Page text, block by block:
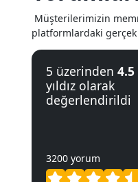
Müşterilerimizin
platformlardaki
5 üzerinden 4.5
yıldız olarak
değerlendirildi
3200 yorum